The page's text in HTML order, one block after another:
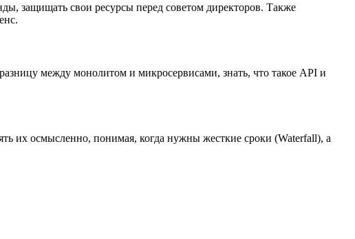
защищать свои ресурсы перед советом директоров. Также
между монолитом и микросервисами, знать, что такое API и
их осмысленно, понимая, когда нужны жесткие сроки (Waterfall), а